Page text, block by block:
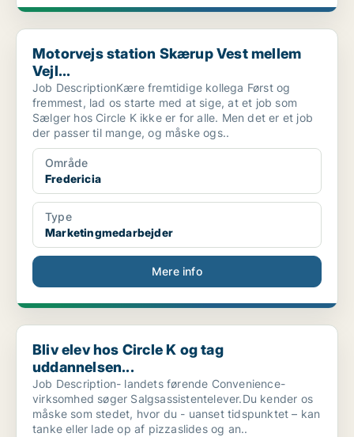
Motorvejs station Skærup Vest mellem Vejl...
Motorvejs station Skærup Vest mellem
Vejl...
Job DescriptionKære fremtidige kollega Først og
fremmest, lad os starte med at sige, at et job som
Sælger hos Circle K ikke er for alle. Men det er et job
der passer til mange, og måske ogs..
Område
Fredericia
Type
Marketingmedarbejder
Mere info
Bliv elev hos Circle K og tag uddannelsen...
Bliv elev hos Circle K og tag
uddannelsen...
Job Description- landets førende Convenience-
virksomhed søger Salgsassistentelever.Du kender os
måske som stedet, hvor du - uanset tidspunktet – kan
tanke eller lade op af pizzaslides og an..